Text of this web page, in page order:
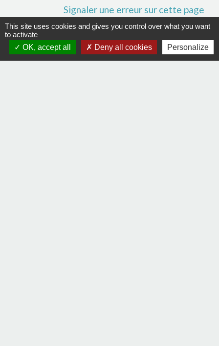
Signaler une erreur sur cette page
Contacts
This site uses cookies and gives you control over what you want
to activate
OK, accept all
Deny all cookies Personalize